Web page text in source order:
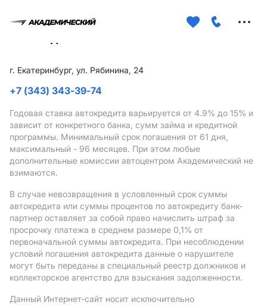
г. Екатеринбург, ул. Рябинина, 24
+7 (343) 343-39-74
Годовая ставка автокредита варьируется от 4.9% до 15% и
зависит от конкретного банка, сумм займа и кредитной
программы. Минимальный срок погашения от 61 дня,
максимальный - 96 месяцев. При этом любые
дополнительные комиссии автоцентром Академический не
взимаются.
В случае невозвращения в условленный срок суммы
автокредита или суммы процентов по автокредиту банк-
партнер оставляет за собой право начислить штраф за
просрочку платежа в среднем размере 0,1% от
первоначальной суммы автокредита. При несоблюдении
условий погашения автокредита данные о нарушителе
могут быть переданы в специальный реестр должников и
коллекторское агентство для взыскания задолженности.
Данный Интернет-сайт носит исключительно